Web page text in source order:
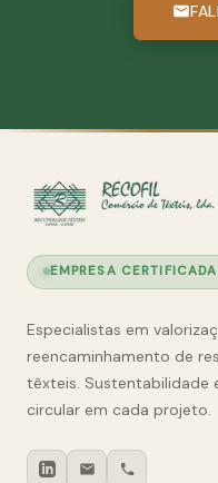
EMPRESA
Especialistas em
reencaminhamento de
têxteis. Sustentabilidade
circular em cada projeto.